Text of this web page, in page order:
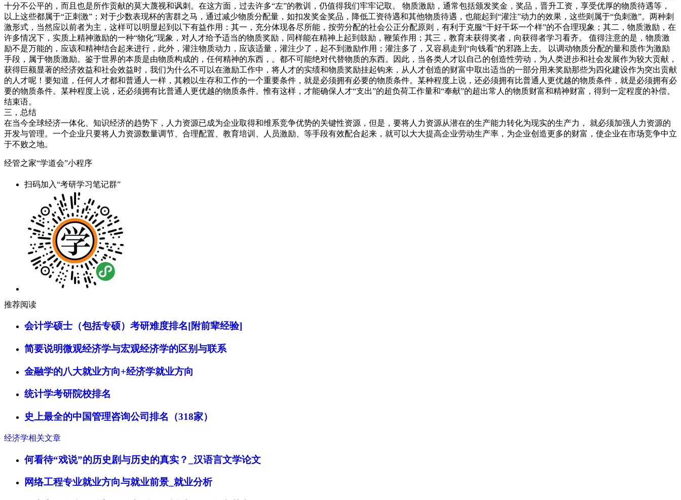
十分不公平的，而且也是所作贡献的莫大蔑视和讽刺。在这方面，过去许多“左”的教训，仍值得我们牢牢记取。 物质激励，通常包括颁发奖金，奖品，晋升工资，享受优厚的物质待遇等，
以上这些都属于“正刺激”；对于少数表现杯的害群之马，通过减少物质分配量，如扣发奖金奖品，降低工资待遇和其他物质待遇，也能起到“灌注”动力的效果，这些则属于“负刺激”。两种刺
激形式，当然应以前者为主，这样可以明显起到以下有益作用：其一，充分体现各尽所能，按劳分配的社会公正分配原则，有利于克服“干好干坏一个样”的不合理现象；其二，物质激励，在
许多情况下，实质上精神激励的一种“物化”现象，对人才给予适当的物质奖励，同样能在精神上起到鼓励，鞭策作用；其三，教育未获得奖者，向获得者学习看齐。 值得注意的是，物质激
励不是万能的，应该和精神结合起来进行，此外，灌注物质动力，应该适量，灌注少了，起不到激励作用；灌注多了，又容易走到“向钱看”的邪路上去。 以调动物质分配的量和质作为激励
手段，属于物质激励。鉴于世界的本质是由物质构成的，任何精神的东西，。都不可能绝对代替物质的东西。因此，当各类人才以自己的创造性劳动，为人类进步和社会发展作为较大贡献，
获得巨额显著的经济效益和社会效益时，我们为什么不可以在激励工作中，将人才的实绩和物质奖励挂起钩来，从人才创造的财富中取出适当的一部分用来奖励那些为四化建设作为突出贡献
的人才呢！要知道，任何人才都和普通人一样，其赖以生存和工作的一个重要条件，就是必须拥有必要的物质条件。某种程度上说，还必须拥有比普通人更优越的物质条件，就是必须拥有必
要的物质条件。某种程度上说，还必须拥有比普通人更优越的物质条件。惟有这样，才能确保人才“支出”的超负荷工作量和“奉献”的超出常人的物质财富和精神财富，得到一定程度的补偿。
结束语。
三，总结
在当今全球经济一体化、知识经济的趋势下，人力资源已成为企业取得和维系竞争优势的关键性资源，但是，要将人力资源从潜在的生产能力转化为现实的生产力， 就必须加强人力资源的
开发与管理。一个企业只要将人力资源数量调节、合理配置、教育培训、人员激励、等手段有效配合起来，就可以大大提高企业劳动生产率，为企业创造更多的财富，使企业在市场竞争中立
于不败之地。
经管之家“学道会”小程序
扫码加入“考研学习笔记群”
推荐阅读
会计学硕士（包括专硕）考研难度排名[附前辈经验]
简要说明微观经济学与宏观经济学的区别与联系
金融学的八大就业方向+经济学就业方向
统计学考研院校排名
史上最全的中国管理咨询公司排名（318家）
经济学相关文章
何看待“戏说”的历史剧与历史的真实？_汉语言文学论文
网络工程专业就业方向与就业前景_就业分析